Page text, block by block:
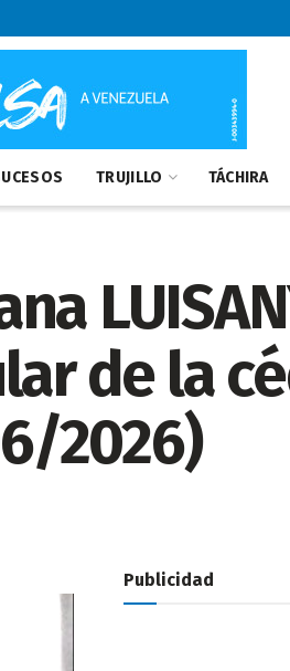
TRUJILLO TÁCHIRA
de la
2026)
Publicidad